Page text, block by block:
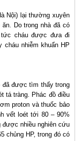
Nội) lại thường xuyên
Do trong nhà đã có
tức cháu được đưa đi
nhiễm khuẩn HP
đã được tìm thấy trong
tá tràng. Phác đồ điều
proton và thuốc bảo
vết loét tới 80 – 90%
được nhiều nghiên cứu
chủng HP, trong đó có